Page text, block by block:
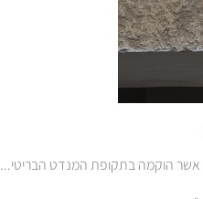
אשר הוקמה בתקופת המנדט הבריטי...